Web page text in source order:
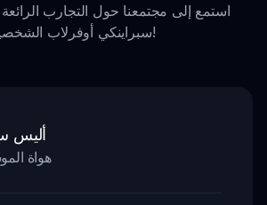
استمع إلى مجتمعنا حول التجارب
سبراينكي أوفرلاب الشخصيات!
أليس
هواة